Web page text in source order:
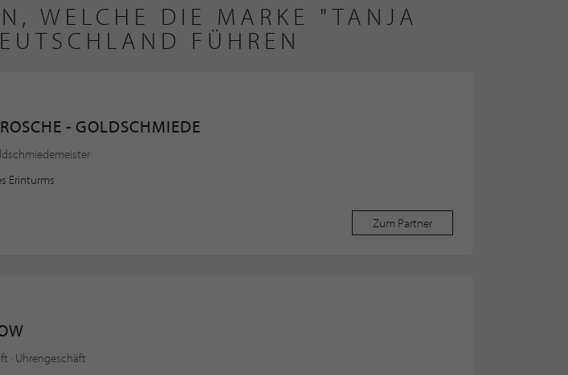
WELCHE DIE MARKE "TANJA
FÜHREN
- GOLDSCHMIEDE
Erinturms
Zum Partner
· Uhrengeschäft